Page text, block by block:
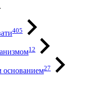
405
12
основанием27